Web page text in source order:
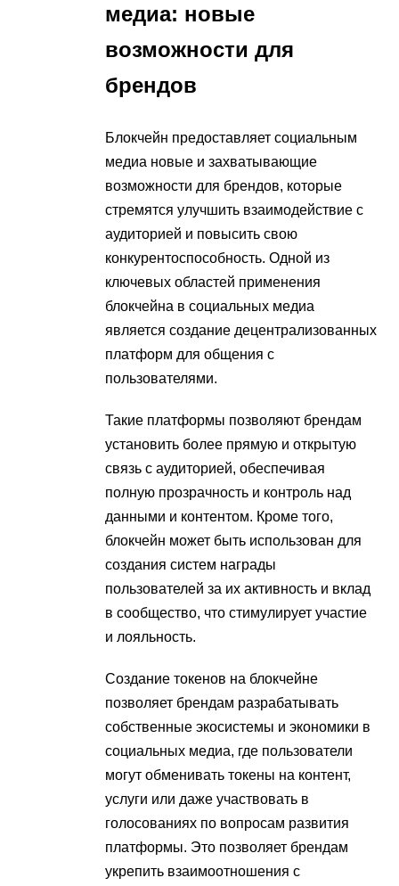
медиа: новые
возможности для
брендов
Блокчейн предоставляет социальным
медиа новые и захватывающие
возможности для брендов, которые
стремятся улучшить взаимодействие с
аудиторией и повысить свою
конкурентоспособность. Одной из
ключевых областей применения
блокчейна в социальных медиа
является создание децентрализованных
платформ для общения с
пользователями.
Такие платформы позволяют брендам
установить более прямую и открытую
связь с аудиторией, обеспечивая
полную прозрачность и контроль над
данными и контентом. Кроме того,
блокчейн может быть использован для
создания систем награды
пользователей за их активность и вклад
в сообщество, что стимулирует участие
и лояльность.
Создание токенов на блокчейне
позволяет брендам разрабатывать
собственные экосистемы и экономики в
социальных медиа, где пользователи
могут обменивать токены на контент,
услуги или даже участвовать в
голосованиях по вопросам развития
платформы. Это позволяет брендам
укрепить взаимоотношения с